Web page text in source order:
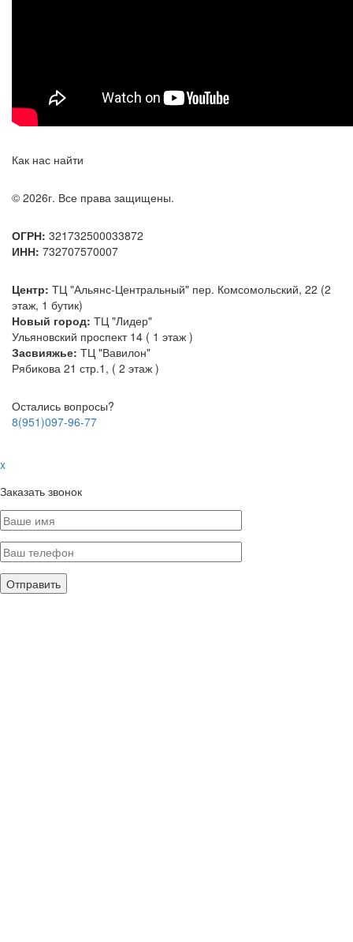
Как нас найти
© 2026г. Все права защищены.
ОГРН: 321732500033872
ИНН: 732707570007
Центр: ТЦ "Альянс-Центральный" пер. Комсомольский, 22 (2
этаж, 1 бутик)
Новый город: ТЦ "Лидер"
Ульяновский проспект 14 ( 1 этаж )
Засвияжье: ТЦ "Вавилон"
Рябикова 21 стр.1, ( 2 этаж )
Остались вопросы?
8(951)097-96-77
x
Заказать звонок